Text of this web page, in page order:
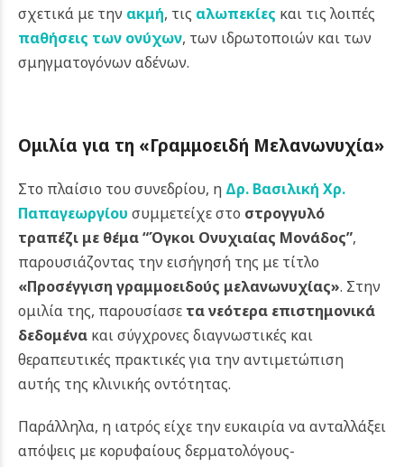
σχετικά με την ακμή, τις αλωπεκίες και τις λοιπές
παθήσεις των ονύχων, των ιδρωτοποιών και των
σμηγματογόνων αδένων.
Ομιλία για τη «Γραμμοειδή Μελανωνυχία»
Στο πλαίσιο του συνεδρίου, η Δρ. Βασιλική Χρ.
Παπαγεωργίου συμμετείχε στο στρογγυλό
τραπέζι με θέμα “Όγκοι Ονυχιαίας Μονάδος”,
παρουσιάζοντας την εισήγησή της με τίτλο
«Προσέγγιση γραμμοειδούς μελανωνυχίας». Στην
ομιλία της, παρουσίασε τα νεότερα επιστημονικά
δεδομένα και σύγχρονες διαγνωστικές και
θεραπευτικές πρακτικές για την αντιμετώπιση
αυτής της κλινικής οντότητας.
Παράλληλα, η ιατρός είχε την ευκαιρία να ανταλλάξει
απόψεις με κορυφαίους δερματολόγους-